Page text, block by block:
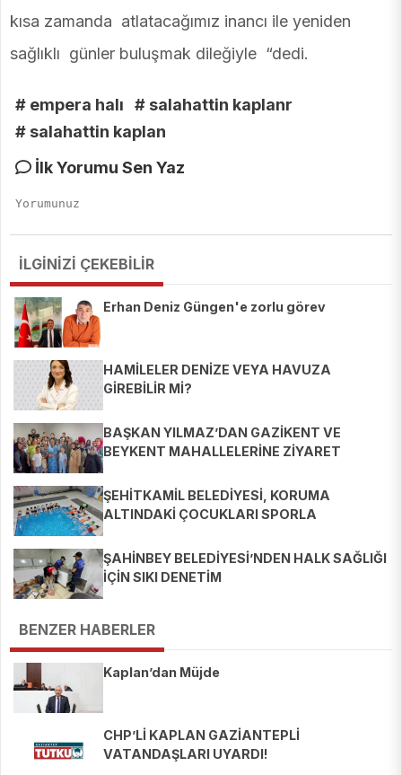
kısa zamanda atlatacağımız inancı ile yeniden
sağlıklı günler buluşmak dileğiyle “dedi.
# empera halı
# salahattin kaplanr
# salahattin kaplan
İlk Yorumu Sen Yaz
İLGİNİZİ ÇEKEBİLİR
Erhan Deniz Güngen'e zorlu görev
HAMİLELER DENİZE VEYA HAVUZA
GİREBİLİR Mİ?
BAŞKAN YILMAZ’DAN GAZİKENT VE
BEYKENT MAHALLELERİNE ZİYARET
ŞEHİTKAMİL BELEDİYESİ, KORUMA
ALTINDAKİ ÇOCUKLARI SPORLA
ŞAHİNBEY BELEDİYESİ’NDEN HALK SAĞLIĞI
İÇİN SIKI DENETİM
BENZER HABERLER
Kaplan’dan Müjde
CHP’Lİ KAPLAN GAZİANTEPLİ
VATANDAŞLARI UYARDI!